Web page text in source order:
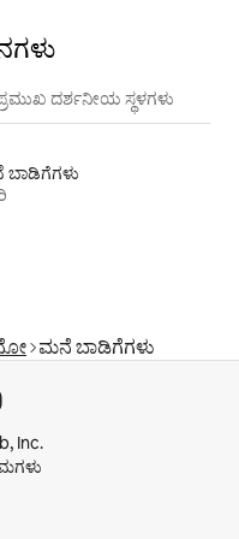
ದರ್ಶನೀಯ ಸ್ಥಳಗಳು
ಮನೆ ಬಾಡಿಗೆಗಳು
Inc.